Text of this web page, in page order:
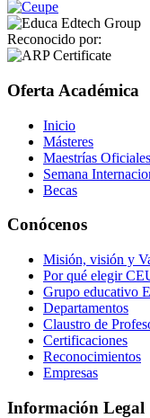
Reconocido por:
Oferta Académica
Inicio
Másteres
Maestrías Oficiales
Semana
Becas
Conócenos
Misión, visión y
Por qué elegir
Grupo educativo
Departamentos
Claustro de
Certificaciones
Reconocimientos
Empresas
Información Legal